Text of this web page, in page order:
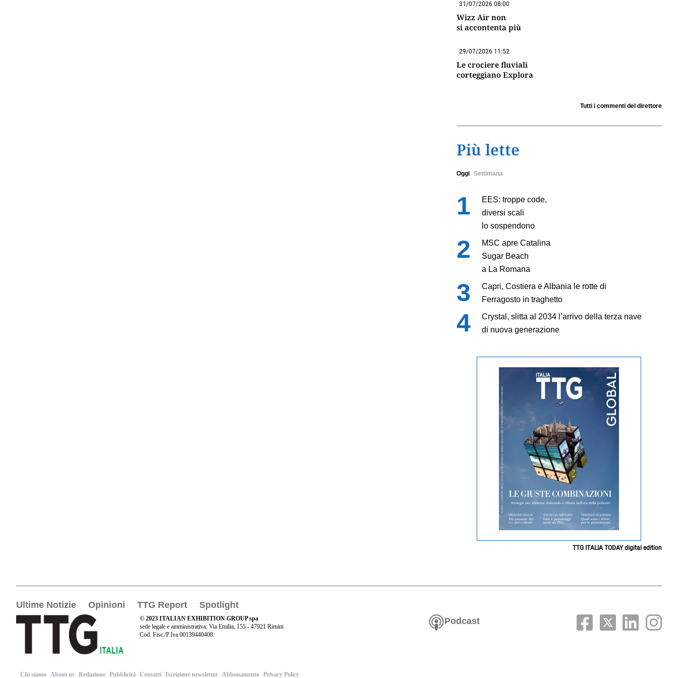
31/07/2026 08:00
Wizz Air non
si accontenta più
29/07/2026 11:52
Le crociere fluviali
corteggiano Explora
Tutti i commenti del direttore
Più lette
Oggi Settimana
EES: troppe code,
diversi scali
lo sospendono
MSC apre Catalina
Sugar Beach
a La Romana
Capri, Costiera e Albania le rotte di
Ferragosto in traghetto
Crystal, slitta al 2034 l’arrivo della terza nave
di nuova generazione
TTG ITALIA TODAY digital edition
Ultime Notizie Opinioni TTG Report Spotlight
© 2023 ITALIAN EXHIBITION GROUP spa
sede legale e amministrativa: Via Emilia, 155 - 47921 Rimini
Cod. Fisc./P.Iva 00139440408.
Podcast
Chi siamo About us Redazione Pubblicità Contatti Iscrizione newsletter Abbonamento Privacy Policy